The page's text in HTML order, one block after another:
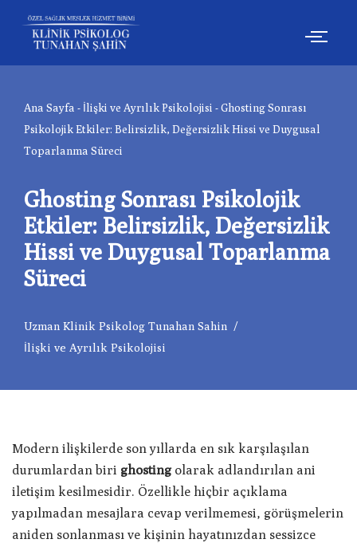
İçeriğe
geç
Ana Sayfa - İlişki ve Ayrılık Psikolojisi -Ghosting Sonrası
Psikolojik Etkiler: Belirsizlik, Değersizlik Hissi ve Duygusal
Toparlanma Süreci
Ghosting Sonrası Psikolojik
Etkiler: Belirsizlik, Değersizlik
Hissi ve Duygusal Toparlanma
Süreci
Uzman Klinik Psikolog Tunahan Sahin
İlişki ve Ayrılık Psikolojisi
Modern ilişkilerde son yıllarda en sık karşılaşılan
durumlardan biri ghostingolarak adlandırılan ani
iletişim kesilmesidir. Özellikle hiçbir açıklama
yapılmadan mesajlara cevap verilmemesi, görüşmelerin
aniden sonlanması ve kişinin hayatınızdan sessizce